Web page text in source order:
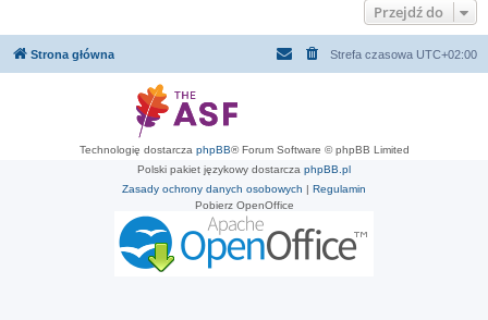
Przejdź do
Strona główna Strefa czasowa UTC+02:00
Technologię dostarcza phpBB® Forum Software © phpBB Limited
Polski pakiet językowy dostarcza phpBB.pl
Zasady ochrony danych osobowych | Regulamin
Pobierz OpenOffice